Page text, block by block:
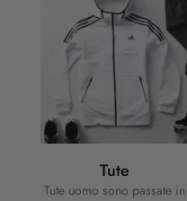
Tute
Tute uomo sono passate in